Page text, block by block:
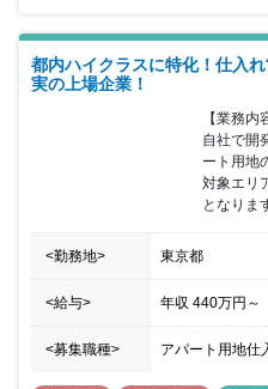
都内ハイクラスに特化！仕入
実の上場企業！
【業務内
自社で開
ート用地
対象エリ
となりま
<勤務地> 東京都
<給与> 年収 440万円 ～
<募集職種> アパート用地仕